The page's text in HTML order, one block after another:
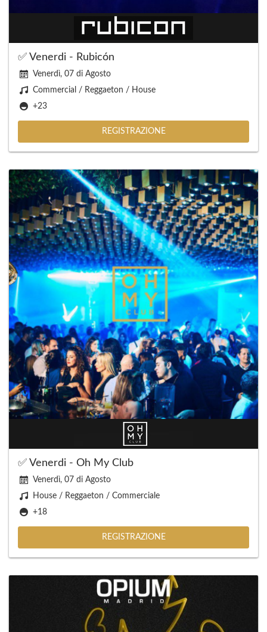
✅ Venerdi - Rubicón
Venerdì, 07 di Agosto
Commercial / Reggaeton / House
+23
REGISTRAZIONE
✅ Venerdi - Oh My Club
Venerdì, 07 di Agosto
House / Reggaeton / Commerciale
+18
REGISTRAZIONE